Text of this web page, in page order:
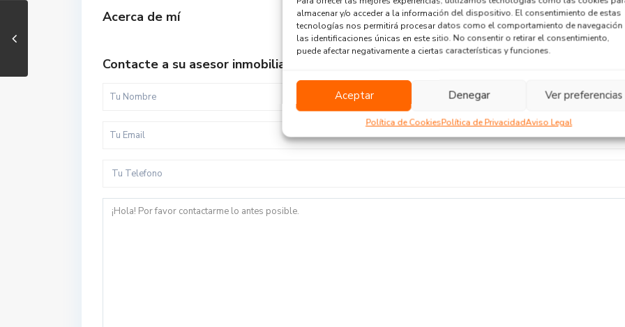
almacenar y/o acceder a la información del dispositivo. El consentimiento de estas
tecnologías nos permitirá procesar datos como el comportamiento de navegación
las identificaciones únicas en este sitio. No consentir o retirar el consentimiento,
puede afectar negativamente a ciertas características y funciones.
Aceptar Denegar Ver preferencias
Política de CookiesPolítica de PrivacidadAviso Legal
Acerca de mí
Contacte a su asesor inmobiliario